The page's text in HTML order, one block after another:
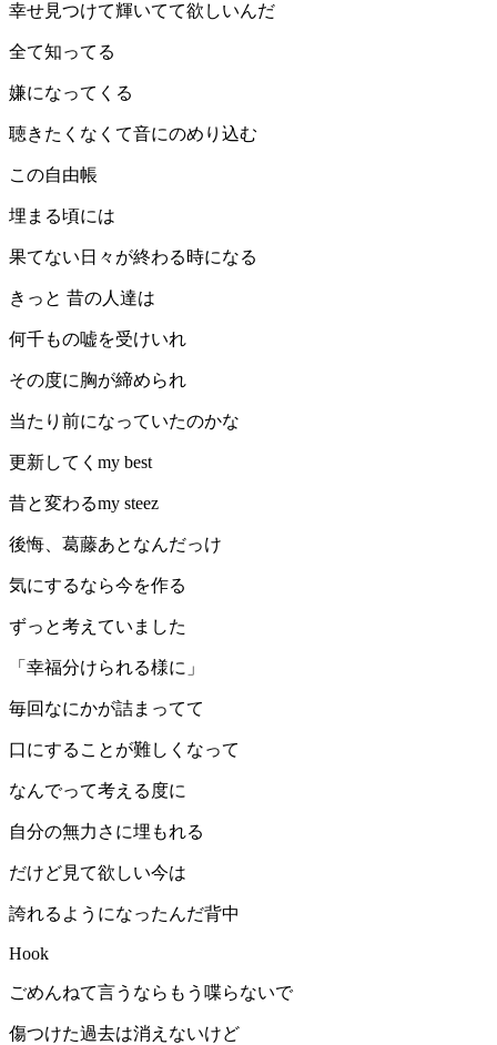
幸せ見つけて輝いてて欲しいんだ
全て知ってる
嫌になってくる
聴きたくなくて音にのめり込む
この自由帳
埋まる頃には
果てない日々が終わる時になる
きっと 昔の人達は
何千もの嘘を受けいれ
その度に胸が締められ
当たり前になっていたのかな
更新してくmy best
昔と変わるmy steez
後悔、葛藤あとなんだっけ
気にするなら今を作る
ずっと考えていました
「幸福分けられる様に」
毎回なにかが詰まってて
口にすることが難しくなって
なんでって考える度に
自分の無力さに埋もれる
だけど見て欲しい今は
誇れるようになったんだ背中
Hook
ごめんねて言うならもう喋らないで
傷つけた過去は消えないけど